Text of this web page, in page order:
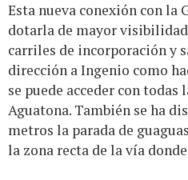
Esta nueva conexión con la
dotarla de mayor
carriles de incorporación y
dirección a Ingenio como
se puede acceder con todas
Aguatona. También se ha
metros la parada de
la zona recta de la vía